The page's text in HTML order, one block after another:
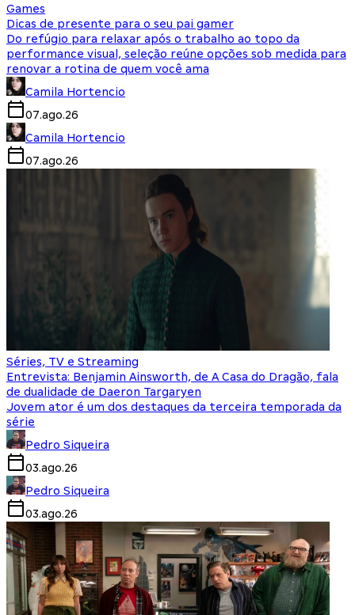
Games
Dicas de presente para o seu pai gamer
Do refúgio para relaxar após o trabalho ao topo da
performance visual, seleção reúne opções sob medida para
renovar a rotina de quem você ama
Camila Hortencio
07.ago.26
Camila Hortencio
07.ago.26
Séries, TV e Streaming
Entrevista: Benjamin Ainsworth, de A Casa do Dragão, fala
de dualidade de Daeron Targaryen
Jovem ator é um dos destaques da terceira temporada da
série
Pedro Siqueira
03.ago.26
Pedro Siqueira
03.ago.26